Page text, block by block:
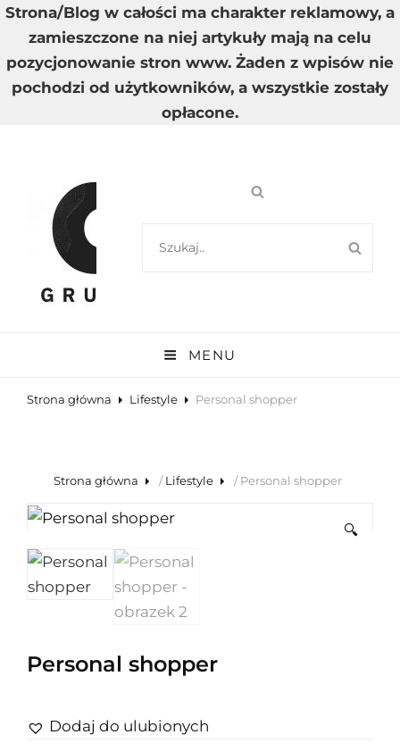
Strona/Blog w całości ma charakter reklamowy, a
zamieszczone na niej artykuły mają na celu
pozycjonowanie stron www. Żaden z wpisów nie
pochodzi od użytkowników, a wszystkie zostały
opłacone.
Wysoka Jakość Dostarczanych Informacji
FOR:
MENU
Strona główna Lifestyle Personal shopper
Strona główna /Lifestyle / Personal shopper
🔍
Personal shopper
Dodaj do ulubionych